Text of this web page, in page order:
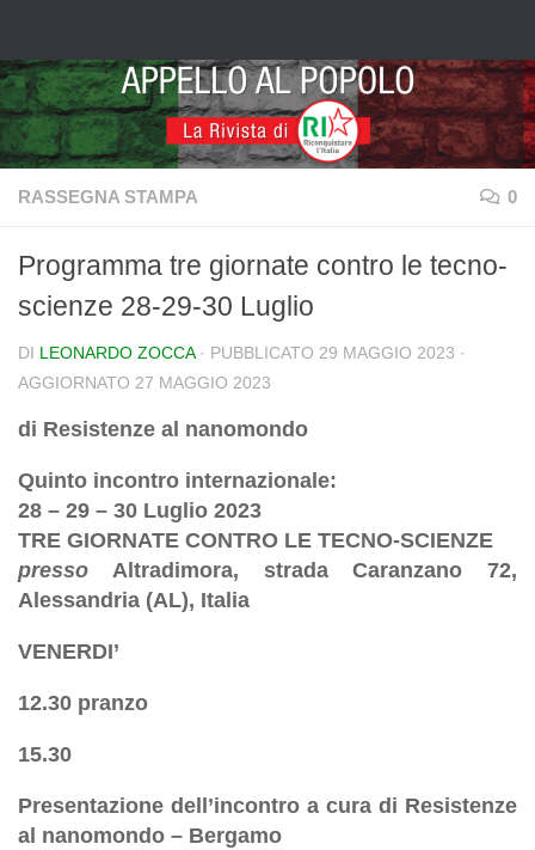
RASSEGNA STAMPA 0
Programma tre giornate contro le tecno-
scienze 28-29-30 Luglio
DI LEONARDO ZOCCA · PUBBLICATO 29 MAGGIO 2023 ·
AGGIORNATO 27 MAGGIO 2023
di Resistenze al nanomondo
Quinto incontro internazionale:
28 – 29 – 30 Luglio 2023
TRE GIORNATE CONTRO LE TECNO-SCIENZE
presso Altradimora, strada Caranzano 72,
Alessandria (AL), Italia
VENERDI’
12.30 pranzo
15.30
Presentazione dell’incontro a cura di Resistenze
al nanomondo – Bergamo